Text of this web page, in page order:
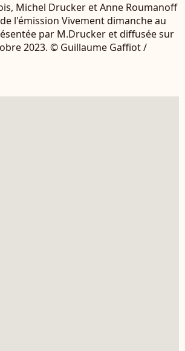
Michel Drucker et Anne Roumanoff
l'émission Vivement dimanche au
par M.Drucker et diffusée sur
2023. © Guillaume Gaffiot /